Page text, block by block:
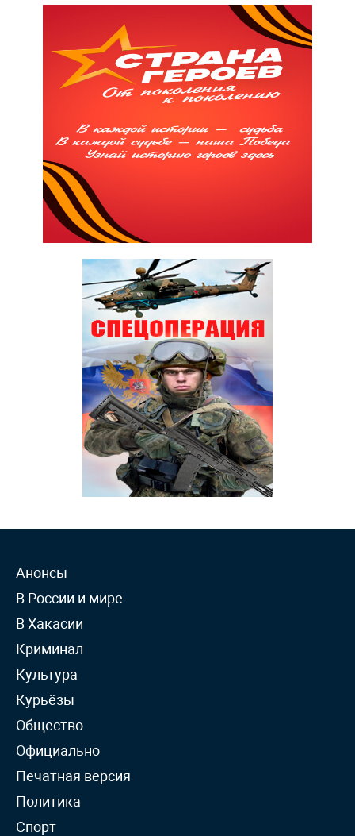
Анонсы
В России и мире
В Хакасии
Криминал
Культура
Курьёзы
Общество
Официально
Печатная версия
Политика
Спорт